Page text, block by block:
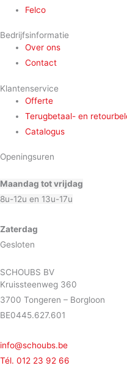
Felco
Bedrijfsinformatie
Over ons
Contact
Klantenservice
Offerte
Terugbetaal- en
Catalogus
Openingsuren
Maandag tot vrijdag
8u-12u en 13u-17u
Zaterdag
Gesloten
SCHOUBS BV
Kruissteenweg 360
3700 Tongeren – Borgloon
BE0445.627.601
info@schoubs.be
Tél. 012 23 92 66